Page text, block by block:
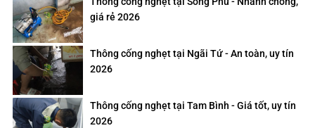
giá rẻ 2026
Thông cống nghẹt tại Ngãi Tứ - An toàn, uy tín
2026
Thông cống nghẹt tại Tam Bình - Giá tốt, uy tín
2026